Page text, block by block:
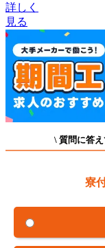
詳しく
見る
\ 質問に答え
寮